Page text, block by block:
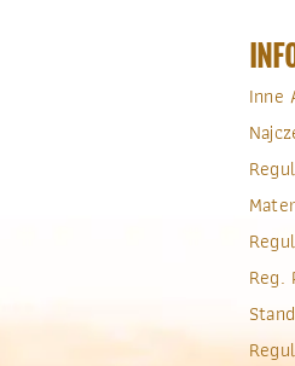
Inne